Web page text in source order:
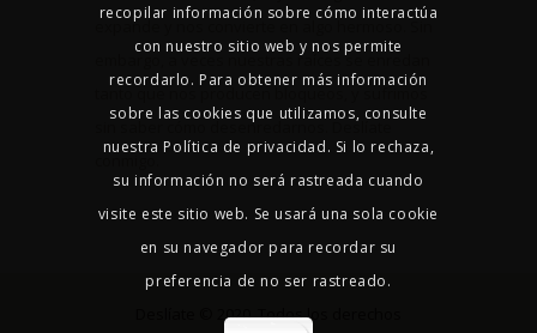
expande y nos convierte en algo hermoso. Sin
embargo, a veces nuestras raíces se enredan
sin saber cómo desenredarnos. Deslíate
Deslíate © 2020. Todos los derechos
recopilar información sobre cómo interactúa
con nuestro sitio web y nos permite
recordarlo. Para obtener más información
sobre las cookies que utilizamos, consulte
nuestra Política de privacidad. Si lo rechaza,
su información no será rastreada cuando
visite este sitio web. Se usará una sola cookie
en su navegador para recordar su
preferencia de no ser rastreado.